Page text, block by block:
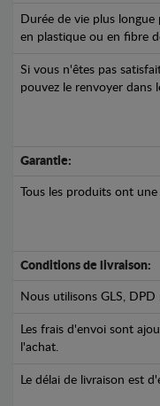
Durée de vie plus
en plastique ou en fibre
Si vous n'êtes pas
pouvez le renvoyer dans
Garantie:
Tous les produits ont une
Conditions de livraison:
Nous utilisons GLS,
Les frais d'envoi sont
l'achat.
Le délai de livraison est